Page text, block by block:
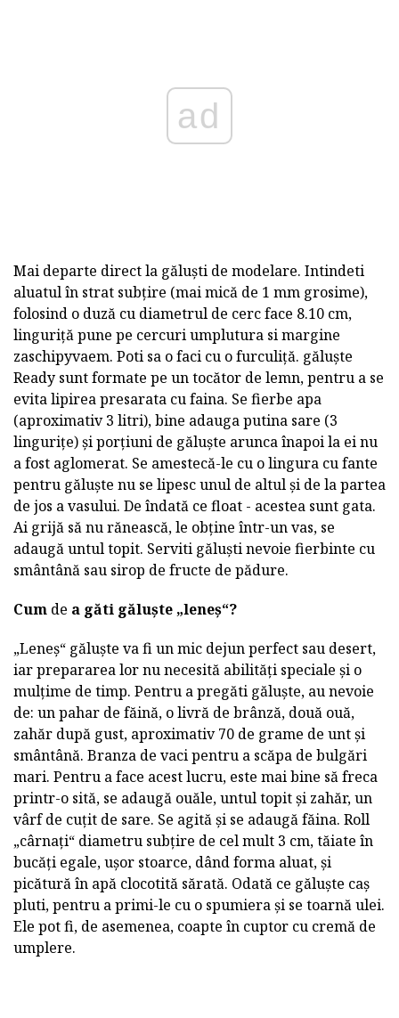
ad
Mai departe direct la găluști de modelare. Intindeti
aluatul în strat subțire (mai mică de 1 mm grosime),
folosind o duză cu diametrul de cerc face 8.10 cm,
linguriță pune pe cercuri umplutura si margine
zaschipyvaem. Poti sa o faci cu o furculiță. găluște
Ready sunt formate pe un tocător de lemn, pentru a se
evita lipirea presarata cu faina. Se fierbe apa
(aproximativ 3 litri), bine adauga putina sare (3
lingurițe) și porțiuni de găluște arunca înapoi la ei nu
a fost aglomerat. Se amestecă-le cu o lingura cu fante
pentru găluște nu se lipesc unul de altul și de la partea
de jos a vasului. De îndată ce float - acestea sunt gata.
Ai grijă să nu rănească, le obține într-un vas, se
adaugă untul topit. Serviti găluști nevoie fierbinte cu
smântână sau sirop de fructe de pădure.
Cum de a găti găluște „leneș“?
„Leneș“ găluște va fi un mic dejun perfect sau desert,
iar prepararea lor nu necesită abilități speciale și o
mulțime de timp. Pentru a pregăti găluște, au nevoie
de: un pahar de făină, o livră de brânză, două ouă,
zahăr după gust, aproximativ 70 de grame de unt și
smântână. Branza de vaci pentru a scăpa de bulgări
mari. Pentru a face acest lucru, este mai bine să freca
printr-o sită, se adaugă ouăle, untul topit și zahăr, un
vârf de cuțit de sare. Se agită și se adaugă făina. Roll
„cârnați“ diametru subțire de cel mult 3 cm, tăiate în
bucăți egale, ușor stoarce, dând forma aluat, și
picătură în apă clocotită sărată. Odată ce găluște caș
pluti, pentru a primi-le cu o spumiera și se toarnă ulei.
Ele pot fi, de asemenea, coapte în cuptor cu cremă de
umplere.